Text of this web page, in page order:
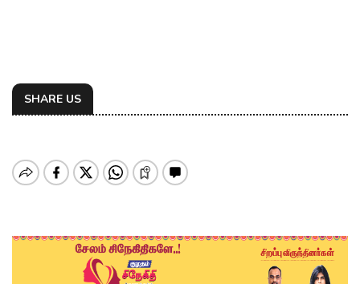
SHARE US